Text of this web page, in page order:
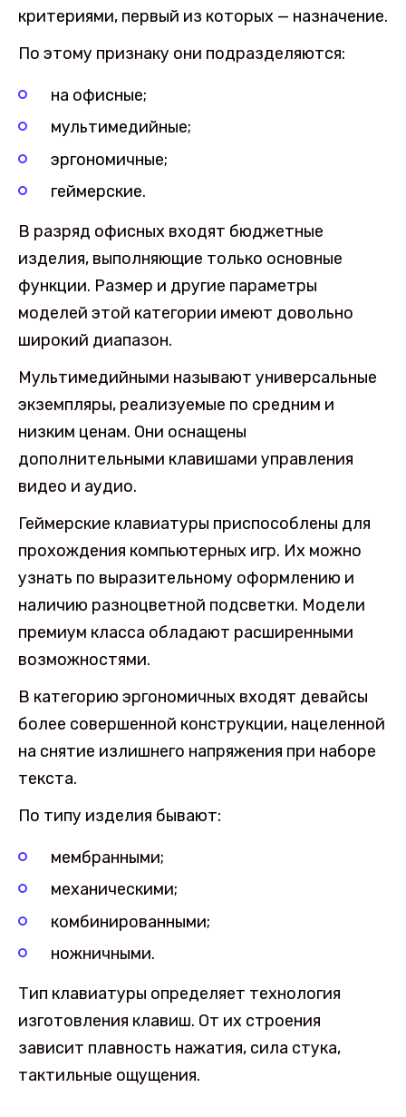
критериями, первый из которых — назначение.
По этому признаку они подразделяются:
на офисные;
мультимедийные;
эргономичные;
геймерские.
В разряд офисных входят бюджетные
изделия, выполняющие только основные
функции. Размер и другие параметры
моделей этой категории имеют довольно
широкий диапазон.
Мультимедийными называют универсальные
экземпляры, реализуемые по средним и
низким ценам. Они оснащены
дополнительными клавишами управления
видео и аудио.
Геймерские клавиатуры приспособлены для
прохождения компьютерных игр. Их можно
узнать по выразительному оформлению и
наличию разноцветной подсветки. Модели
премиум класса обладают расширенными
возможностями.
В категорию эргономичных входят девайсы
более совершенной конструкции, нацеленной
на снятие излишнего напряжения при наборе
текста.
По типу изделия бывают:
мембранными;
механическими;
комбинированными;
ножничными.
Тип клавиатуры определяет технология
изготовления клавиш. От их строения
зависит плавность нажатия, сила стука,
тактильные ощущения.